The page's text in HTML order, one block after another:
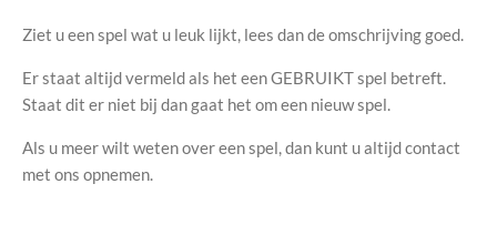
Ziet u een spel wat u leuk lijkt, lees dan de omschrijving goed.
Er staat altijd vermeld als het een GEBRUIKT spel betreft.
Staat dit er niet bij dan gaat het om een nieuw spel.
Als u meer wilt weten over een spel, dan kunt u altijd contact
met ons opnemen.